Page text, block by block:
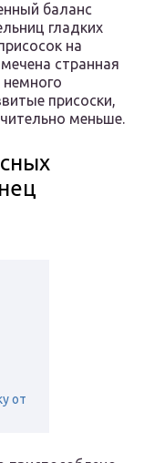
баланс
гладких
на
странная
присоски,
меньше.
от